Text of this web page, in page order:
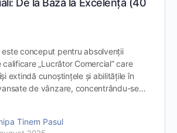
De la Bază la Excelență (40
este conceput pentru absolvenții
„Lucrător Comercial” care
extindă cunoștințele și abilitățile în
de vânzare, concentrându-se…
Tinem Pasul